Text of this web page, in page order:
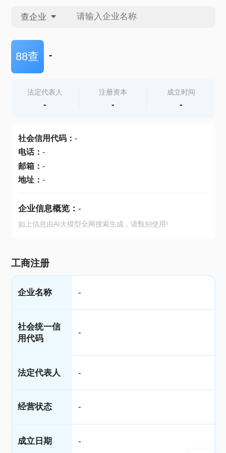
查企业
查企业
查产地
88查 -
法定代表人
-
注册资本
-
成立时间
-
社会信用代码： -
电话： -
邮箱： -
地址： -
企业信息概览： -
如上信息由AI大模型全网搜索生成，请甄别使用!
工商注册
企业名称 -
社会统一信
用代码
-
法定代表人 -
经营状态 -
成立日期 -